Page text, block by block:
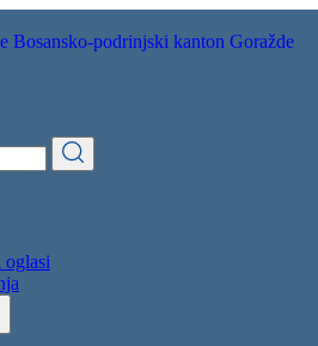
Bosansko-podrinjski kanton Goražde